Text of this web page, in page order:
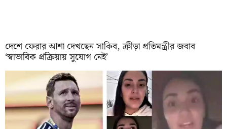
দেশে ফেরার আশা দেখছেন সাকিব, ক্রীড়া প্রতিমন্ত্রীর জবাব
‘স্বাভাবিক প্রক্রিয়ায় সুযোগ নেই’